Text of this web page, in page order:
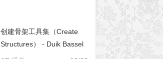
创建骨架工具集（Create
Structures） - Duik Bassel
2 角色插件参数全解